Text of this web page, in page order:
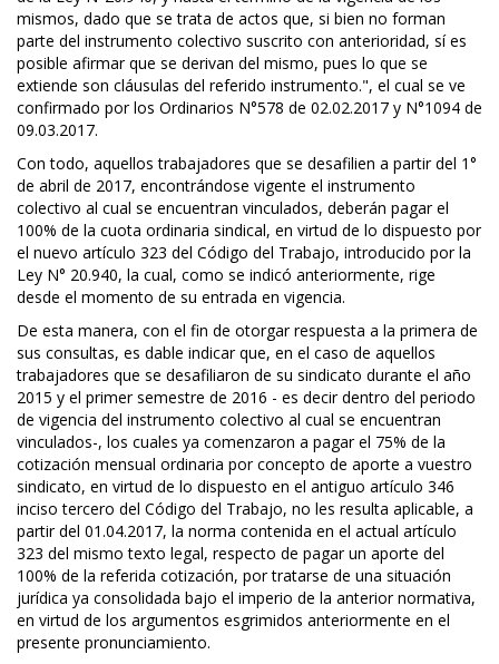
mismos, dado que se trata de actos que, si bien no forman
parte del instrumento colectivo suscrito con anterioridad, sí es
posible afirmar que se derivan del mismo, pues lo que se
extiende son cláusulas del referido instrumento.", el cual se ve
confirmado por los Ordinarios N°578 de 02.02.2017 y N°1094 de
09.03.2017.
Con todo, aquellos trabajadores que se desafilien a partir del 1°
de abril de 2017, encontrándose vigente el instrumento
colectivo al cual se encuentran vinculados, deberán pagar el
100% de la cuota ordinaria sindical, en virtud de lo dispuesto por
el nuevo artículo 323 del Código del Trabajo, introducido por la
Ley N° 20.940, la cual, como se indicó anteriormente, rige
desde el momento de su entrada en vigencia.
De esta manera, con el fin de otorgar respuesta a la primera de
sus consultas, es dable indicar que, en el caso de aquellos
trabajadores que se desafiliaron de su sindicato durante el año
2015 y el primer semestre de 2016 - es decir dentro del periodo
de vigencia del instrumento colectivo al cual se encuentran
vinculados-, los cuales ya comenzaron a pagar el 75% de la
cotización mensual ordinaria por concepto de aporte a vuestro
sindicato, en virtud de lo dispuesto en el antiguo artículo 346
inciso tercero del Código del Trabajo, no les resulta aplicable, a
partir del 01.04.2017, la norma contenida en el actual artículo
323 del mismo texto legal, respecto de pagar un aporte del
100% de la referida cotización, por tratarse de una situación
jurídica ya consolidada bajo el imperio de la anterior normativa,
en virtud de los argumentos esgrimidos anteriormente en el
presente pronunciamiento.